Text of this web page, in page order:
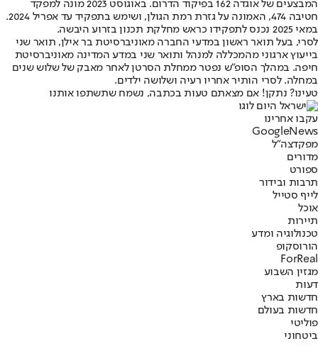
המבצעים של אוגדה 162 בפיקוד הדרום. באוגוסט 2023 מונה למפקד
חטיבה 474, האמונה על גזרת רמת הגולן, ושימש בתפקיד עד אפריל 2024.
במאי 2025 נכנס לתפקידו כראש מחלקת תכנון בזרוע היבשה.
לסרי, בעל תואר ראשון במדעי החברה מאוניברסיטת בר אילן, תואר שני
בייעוץ ארגוני מהמכללה למנהל ותואר שני במדע המדינה מאוניברסיטת
חיפה. במהלך הסופ״ש נפטר ממחלת הסרטן לאחר מאבק של שלוש שנים
במחלה. לסרי הותיר אחריו רעיה ושלושה ילדים.
טעינו? נתקן! אם מצאתם טעות בכתבה, נשמח שתשתפו אותנו
עקבו אחרינו
Googl eNews
מפקדצה"ל
מדורים
ספורט
תרבות ובידור
לייף סטייל
אוכל
תיירות
טכנולוגיה ומדע
הורוסקופ
ForReal
מגזין השבוע
דעות
חדשות בארץ
חדשות בעולם
פוליטי
ביטחוני